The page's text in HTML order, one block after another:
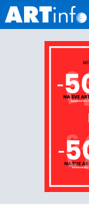
Početna
Vijesti
Kultura
Crna
kronika